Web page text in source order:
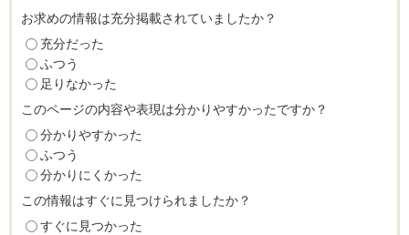
お求めの情報は充分掲載されていましたか？
充分だった
ふつう
足りなかった
このページの内容や表現は分かりやすかったですか？
分かりやすかった
ふつう
分かりにくかった
この情報はすぐに見つけられましたか？
すぐに見つかった